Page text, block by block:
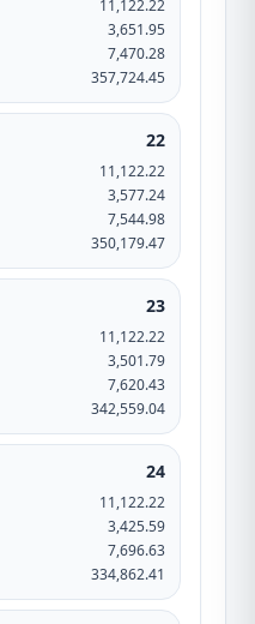
11,122.22
3,651.95
7,470.28
357,724.45
22
11,122.22
3,577.24
7,544.98
350,179.47
23
11,122.22
3,501.79
7,620.43
342,559.04
24
11,122.22
3,425.59
7,696.63
334,862.41